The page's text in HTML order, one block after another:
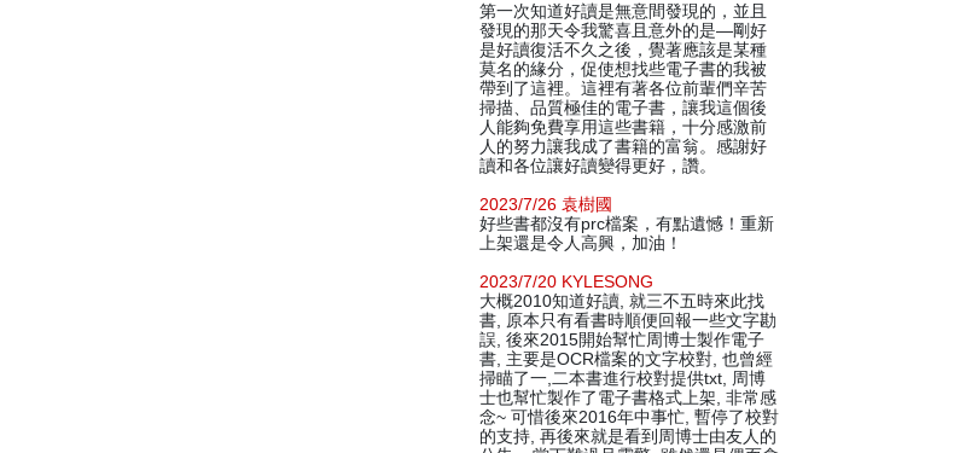
第一次知道好讀是無意間發現的，並且
發現的那天令我驚喜且意外的是—剛好
是好讀復活不久之後，覺著應該是某種
莫名的緣分，促使想找些電子書的我被
帶到了這裡。這裡有著各位前輩們辛苦
掃描、品質極佳的電子書，讓我這個後
人能夠免費享用這些書籍，十分感激前
人的努力讓我成了書籍的富翁。感謝好
讀和各位讓好讀變得更好，讚。
2023/7/26 袁樹國
好些書都沒有prc檔案，有點遺憾！重新
上架還是令人高興，加油！
2023/7/20 KYLESONG
大概2010知道好讀, 就三不五時來此找
書, 原本只有看書時順便回報一些文字勘
誤, 後來2015開始幫忙周博士製作電子
書, 主要是OCR檔案的文字校對, 也曾經
掃瞄了一,二本書進行校對提供txt, 周博
士也幫忙製作了電子書格式上架, 非常感
念~ 可惜後來2016年中事忙, 暫停了校對
的支持, 再後來就是看到周博士由友人的